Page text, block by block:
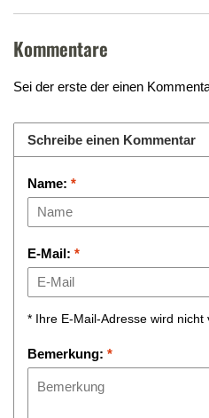
Kommentare
Sei der erste der einen
Schreibe einen Kommentar
Name: *
E-Mail: *
* Ihre E-Mail-Adresse wird nicht
Bemerkung: *